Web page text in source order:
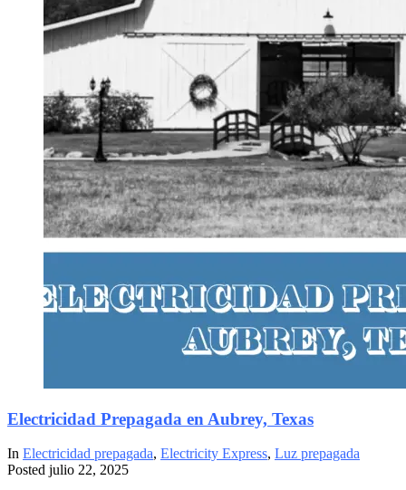
Electricidad Prepagada en Aubrey, Texas
In Electricidad prepagada, Electricity Express, Luz prepagada
Posted julio 22, 2025